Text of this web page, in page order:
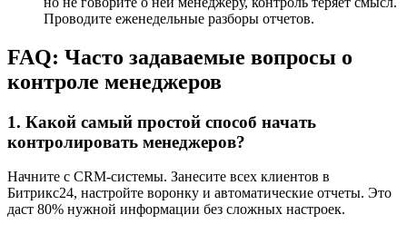
Проводите еженедельные разборы отчетов.
FAQ: Часто задаваемые вопросы о
контроле менеджеров
1. Какой самый простой способ начать
контролировать менеджеров?
Начните с CRM-системы. Занесите всех клиентов в
Битрикс24, настройте воронку и автоматические отчеты. Это
даст 80% нужной информации без сложных настроек.